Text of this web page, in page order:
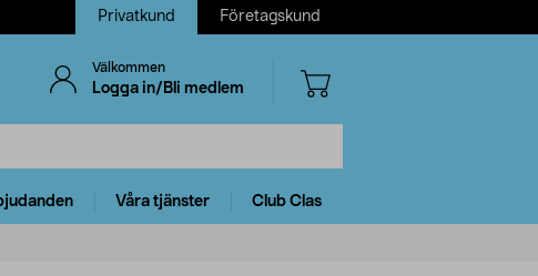
Privatkund Företagskund
Välkommen
Logga in/Bli medlem
Våra tjänster Club Clas